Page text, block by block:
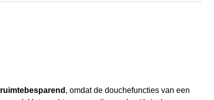
, omdat de douchefuncties van een